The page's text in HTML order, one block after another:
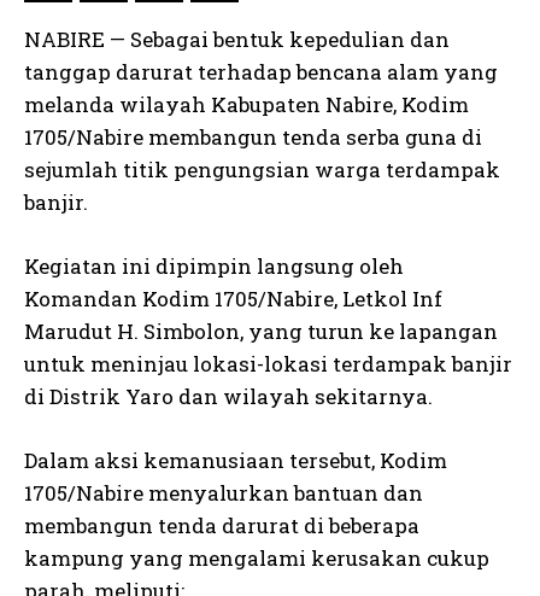
NABIRE — Sebagai bentuk kepedulian dan
tanggap darurat terhadap bencana alam yang
melanda wilayah Kabupaten Nabire, Kodim
1705/Nabire membangun tenda serba guna di
sejumlah titik pengungsian warga terdampak
banjir.
Kegiatan ini dipimpin langsung oleh
Komandan Kodim 1705/Nabire, Letkol Inf
Marudut H. Simbolon, yang turun ke lapangan
untuk meninjau lokasi-lokasi terdampak banjir
di Distrik Yaro dan wilayah sekitarnya.
Dalam aksi kemanusiaan tersebut, Kodim
1705/Nabire menyalurkan bantuan dan
membangun tenda darurat di beberapa
kampung yang mengalami kerusakan cukup